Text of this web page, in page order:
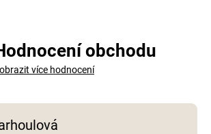
í
p
r
k
y
obchodu
více hodnocení